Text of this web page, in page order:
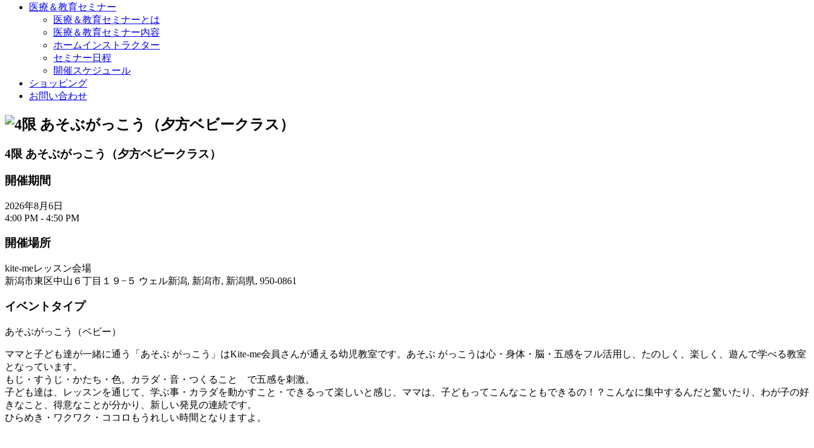
医療＆教育セミナー
医療＆教育セミナーとは
医療＆教育セミナー内容
ホームインストラクター
セミナー日程
開催スケジュール
ショッピング
お問い合わせ
4限 あそぶがっこう（夕方ベビークラス）
開催期間
2026年8月6日
4:00 PM - 4:50 PM
開催場所
kite-meレッスン会場
新潟市東区中山６丁目１９−５ ウェル新潟, 新潟市, 新潟県, 950-0861
イベントタイプ
あそぶがっこう（ベビー）
ママと子ども達が一緒に通う「あそぶ がっこう」はKite-me会員さんが通える幼児教室です。あそぶ がっこうは心・身体・脳・五感をフル活用し、たのしく、楽しく、遊んで学べる教室
となっています。
もじ・すうじ・かたち・色。カラダ・音・つくること で五感を刺激。
子ども達は、レッスンを通じて、学ぶ事・カラダを動かすこと・できるって楽しいと感じ、ママは、子どもってこんなこともできるの！？こんなに集中するんだと驚いたり、わが子の好
きなこと、得意なことが分かり、新しい発見の連続です。
ひらめき・ワクワク・ココロもうれしい時間となりますよ。